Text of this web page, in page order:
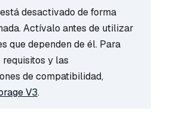
desactivado de forma
Actívalo antes de utilizar
que dependen de él. Para
y las
de compatibilidad,
V3.